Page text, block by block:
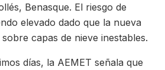
Benasque. El riesgo de
elevado dado que la nueva
capas de nieve inestables.
días, la AEMET señala que